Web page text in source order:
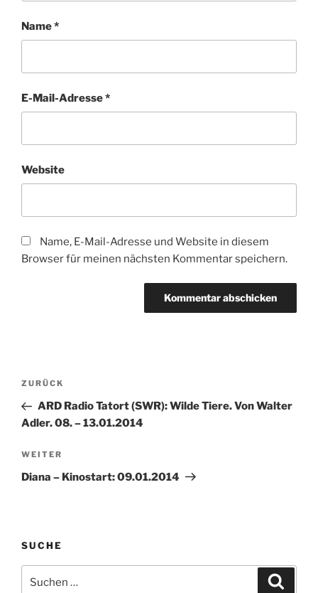
Name*
E-Mail-Adresse*
Website
Name, E-Mail-Adresse und Website in diesem
Browser für meinen nächsten Kommentar speichern.
Beitragsnavigation
Vorheriger
Beitrag
ZURÜCK
ARD Radio Tatort (SWR): Wilde Tiere. Von Walter
Adler. 08. – 13.01.2014
Nächster
Beitrag
WEITER
Diana – Kinostart: 09.01.2014
SUCHE
nach: